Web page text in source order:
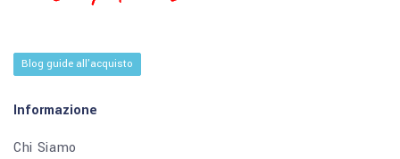
Blog guide all'acquisto
Informazione
Chi Siamo